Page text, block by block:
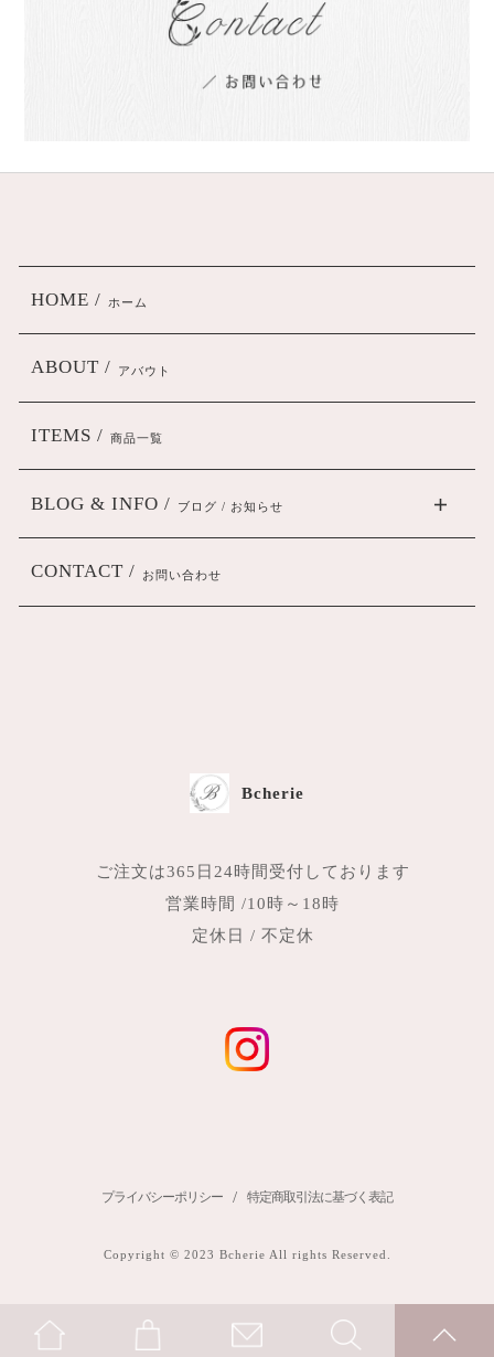
Bcherie
ご注文は365日24時間受付しております
営業時間 /10時～18時
定休日 / 不定休
HOME / ホーム
ABOUT / アバウト
ITEMS / 商品一覧
BLOG & INFO / ブログ / お知らせ
CONTACT / お問い合わせ
プライバシーポリシー / 特定商取引法に基づく表記
Copyright © 2023 Bcherie All rights Reserved.